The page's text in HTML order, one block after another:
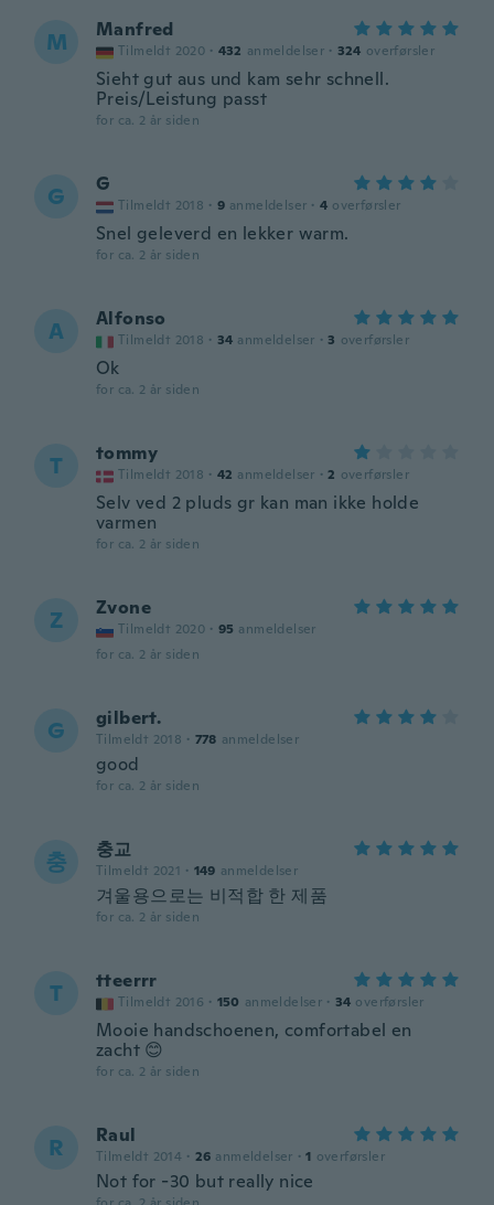
M Manfred
Tilmeldt 2020 · 432 anmeldelser · 324 overførsler
Sieht gut aus und kam sehr schnell.
Preis/Leistung passt
for ca. 2 år siden
G G
Tilmeldt 2018 · 9 anmeldelser · 4 overførsler
Snel geleverd en lekker warm.
for ca. 2 år siden
A Alfonso
Tilmeldt 2018 · 34 anmeldelser · 3 overførsler
Ok
for ca. 2 år siden
T tommy
Tilmeldt 2018 · 42 anmeldelser · 2 overførsler
Selv ved 2 pluds gr kan man ikke holde
varmen
for ca. 2 år siden
Z Zvone
Tilmeldt 2020 · 95 anmeldelser
for ca. 2 år siden
G gilbert.
Tilmeldt 2018 · 778 anmeldelser
good
for ca. 2 år siden
충 충교
Tilmeldt 2021 · 149 anmeldelser
겨울용으로는 비적합 한 제품
for ca. 2 år siden
T tteerrr
Tilmeldt 2016 · 150 anmeldelser · 34 overførsler
Mooie handschoenen, comfortabel en
zacht 😊
for ca. 2 år siden
R Raul
Tilmeldt 2014 · 26 anmeldelser · 1 overførsler
Not for -30 but really nice